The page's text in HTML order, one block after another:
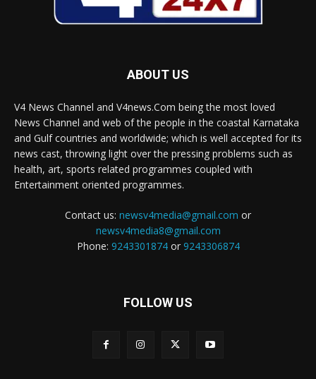
ABOUT US
V4 News Channel and V4news.Com being the most loved
News Channel and web of the people in the coastal Karnataka
and Gulf countries and worldwide; which is well accepted for its
news cast, throwing light over the pressing problems such as
health, art, sports related programmes coupled with
Entertainment oriented programmes.
Contact us: newsv4media@gmail.com or
newsv4media8@gmail.com
Phone: 9243301874or 9243306874
FOLLOW US